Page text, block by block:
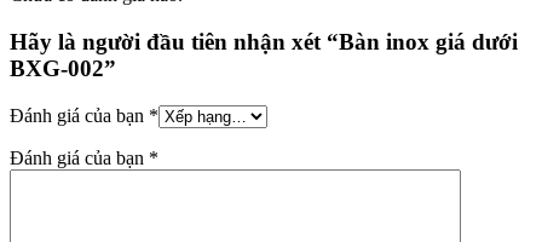
Hãy là người đầu tiên nhận xét “Bàn inox giá dưới
BXG-002”
Đánh giá của bạn *
Đánh giá của bạn *